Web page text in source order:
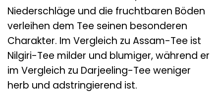
Niederschläge und die fruchtbaren Böden
verleihen dem Tee seinen besonderen
Charakter. Im Vergleich zu Assam-Tee ist
Nilgiri-Tee milder und blumiger, während er
im Vergleich zu Darjeeling-Tee weniger
herb und adstringierend ist.